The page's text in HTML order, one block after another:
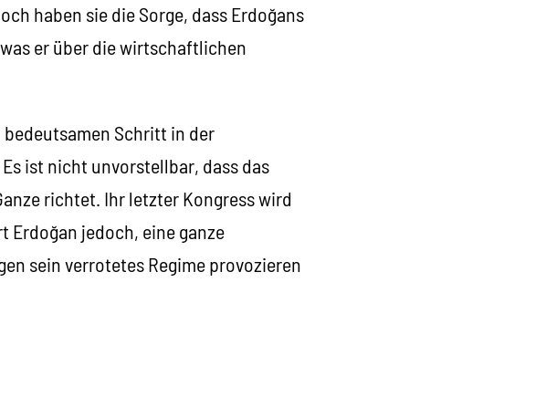
haben sie die Sorge, dass Erdoğans
er über die wirtschaftlichen
Schritt in der
ist nicht unvorstellbar, dass das
richtet. Ihr letzter Kongress wird
jedoch, eine ganze
sein verrotetes Regime provozieren